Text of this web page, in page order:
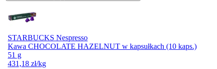
STARBUCKS Nespresso
Kawa CHOCOLATE HAZELNUT w kapsułkach (10 kaps.)
51 g
431,18 zł/kg